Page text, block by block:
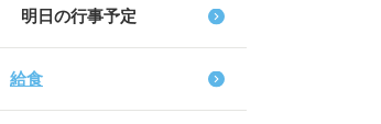
明日の行事予定
給食